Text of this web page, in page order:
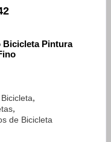
Bicicleta Pintura
,
,
de Bicicleta